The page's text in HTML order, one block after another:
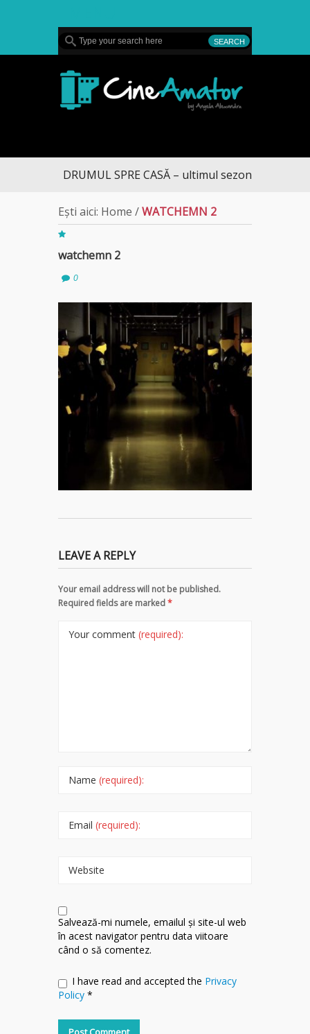
DRUMUL SPRE CASĂ – ultimul sezon te aduce la
Ești aici: Home /WATCHEMN 2
watchemn 2
0
LEAVE A REPLY
Your email address will not be published.
Required fields are marked*
Your comment (required):
Name (required):
Email (required):
Website
Salvează-mi numele, emailul și site-ul web
în acest navigator pentru data viitoare
când o să comentez.
I have read and accepted the Privacy
Policy *